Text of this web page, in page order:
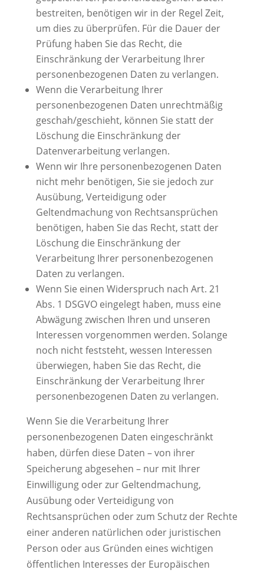
bestreiten, benötigen wir in der Regel Zeit,
um dies zu überprüfen. Für die Dauer der
Prüfung haben Sie das Recht, die
Einschränkung der Verarbeitung Ihrer
personenbezogenen Daten zu verlangen.
Wenn die Verarbeitung Ihrer
personenbezogenen Daten unrechtmäßig
geschah/geschieht, können Sie statt der
Löschung die Einschränkung der
Datenverarbeitung verlangen.
Wenn wir Ihre personenbezogenen Daten
nicht mehr benötigen, Sie sie jedoch zur
Ausübung, Verteidigung oder
Geltendmachung von Rechtsansprüchen
benötigen, haben Sie das Recht, statt der
Löschung die Einschränkung der
Verarbeitung Ihrer personenbezogenen
Daten zu verlangen.
Wenn Sie einen Widerspruch nach Art. 21
Abs. 1 DSGVO eingelegt haben, muss eine
Abwägung zwischen Ihren und unseren
Interessen vorgenommen werden. Solange
noch nicht feststeht, wessen Interessen
überwiegen, haben Sie das Recht, die
Einschränkung der Verarbeitung Ihrer
personenbezogenen Daten zu verlangen.
Wenn Sie die Verarbeitung Ihrer
personenbezogenen Daten eingeschränkt
haben, dürfen diese Daten – von ihrer
Speicherung abgesehen – nur mit Ihrer
Einwilligung oder zur Geltendmachung,
Ausübung oder Verteidigung von
Rechtsansprüchen oder zum Schutz der Rechte
einer anderen natürlichen oder juristischen
Person oder aus Gründen eines wichtigen
öffentlichen Interesses der Europäischen